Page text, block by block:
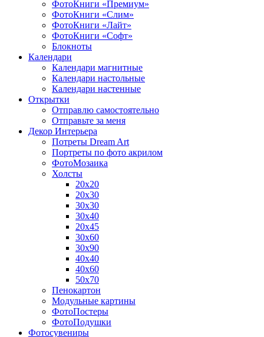
ФотоКниги «Премиум»
ФотоКниги «Слим»
ФотоКниги «Лайт»
ФотоКниги «Софт»
Блокноты
Календари
Календари магнитные
Календари настольные
Календари настенные
Открытки
Отправлю самостоятельно
Отправьте за меня
Декор Интерьера
Потреты Dream Art
Портреты по фото акрилом
ФотоМозаика
Холсты
20х20
20х30
30х30
30х40
20х45
30х60
30х90
40х40
40х60
50х70
Пенокартон
Модульные картины
ФотоПостеры
ФотоПодушки
Фотоcувениры